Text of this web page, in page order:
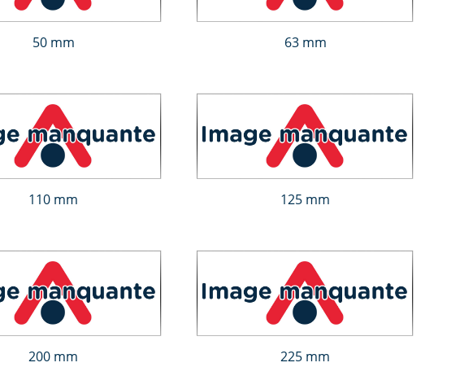
50 mm 63 mm
110 mm 125 mm
200 mm 225 mm